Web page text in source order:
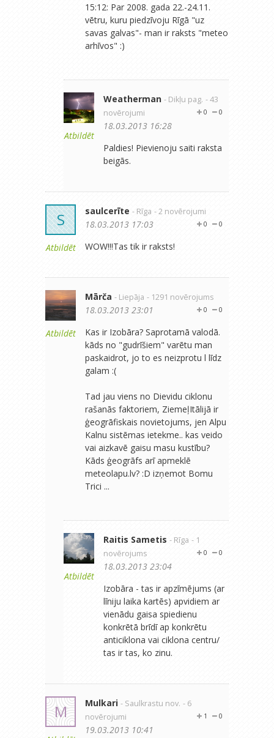
15:12: Par 2008. gada 22.-24.11.
vētru, kuru piedzīvoju Rīgā "uz
savas galvas"- man ir raksts "meteo
arhīvos" :)
Atbildēt
Weatherman - Dikļu pag. - 43
novērojumi
0
0
18.03.2013 16:28
Paldies! Pievienoju saiti raksta
beigās.
S
Atbildēt
saulcerīte - Rīga - 2 novērojumi
0
0
18.03.2013 17:03
WOW!!!Tas tik ir raksts!
Atbildēt
Mārča - Liepāja - 1291 novērojums
0
0
18.03.2013 23:01
Kas ir Izobāra? Saprotamā valodā.
kāds no "gudrīšiem" varētu man
paskaidrot, jo to es neizprotu l līdz
galam :(
Tad jau viens no Dievidu ciklonu
rašanās faktoriem, ZiemeļItālijā ir
ģeogrāfiskais novietojums, jen Alpu
Kalnu sistēmas ietekme.. kas veido
vai aizkavē gaisu masu kustību?
Kāds ģeogrāfs arī apmeklē
meteolapu.lv? :D izņemot Bomu
Trici ...
Atbildēt
Raitis Sametis - Rīga - 1
novērojums
0
0
18.03.2013 23:04
Izobāra - tas ir apzīmējums (ar
līniju laika kartēs) apvidiem ar
vienādu gaisa spiedienu
konkrētā brīdī ap konkrētu
anticiklona vai ciklona centru/
tas ir tas, ko zinu.
M Mulkari - Saulkrastu nov. - 6
novērojumi
0
1
19.03.2013 10:41